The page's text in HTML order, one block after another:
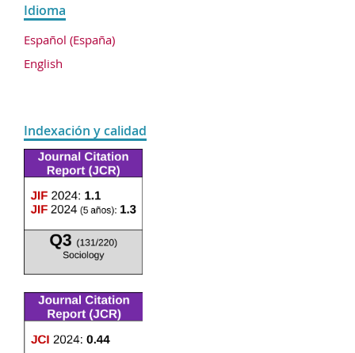
Idioma
Español (España)
English
Indexación y calidad